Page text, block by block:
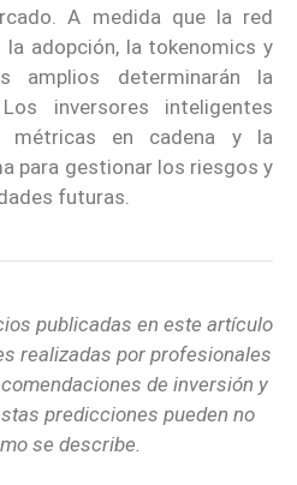
A medida que la red
adopción, la tokenomics y
amplios determinarán la
inversores inteligentes
métricas en cadena y la
para gestionar los riesgos y
futuras.
publicadas en este artículo
realizadas por profesionales
de inversión y
predicciones pueden no
se describe.